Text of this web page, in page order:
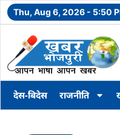
Thu, Aug 6, 2026 - 5:50
देस-बिदेस राजनीति